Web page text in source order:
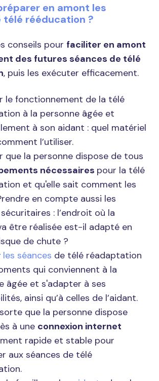
en amont les
télé rééducation ?
conseils pour faciliter en amont
des futures séances de télé
, puis les exécuter efficacement.
le fonctionnement de la télé
à la personne âgée et
à son aidant : quel matériel
l’utiliser.
que la personne dispose de tous
nécessaires pour la télé
et qu'elle sait comment les
en compte aussi les
: l’endroit où la
être réalisée est-il adapté en
de chute ?
les séances de télé réadaptation
qui conviennent à la
âgée et s'adapter à ses
ainsi qu’à celles de l’aidant.
que la personne dispose
à une connexion internet
rapide et stable pour
aux séances de télé